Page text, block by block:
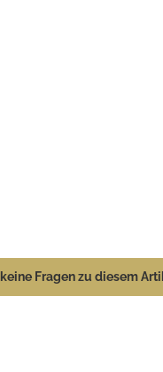
Fragen zu diesem